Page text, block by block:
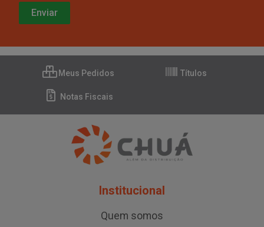
Meus Pedidos Títulos
Notas Fiscais
Institucional
Quem somos